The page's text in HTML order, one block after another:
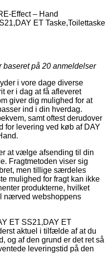
Effect – Hand
ET Taske,Toilettaske
baseret på 20 anmeldelser
i vore dage diverse
er i dag at få afleveret
giver dig mulighed for at
ind i din hverdag.
samt oftest derudover
for levering ved køb af DAY
at vælge afsending til din
Fragtmetoden viser sig
men tillige særdeles
mulighed for fragt kan ikke
produkterne, hvilket
nærved webshoppens
ET SS21,DAY ET
aktuel i tilfælde af at du
og af den grund er det ret så
leveringstid på den